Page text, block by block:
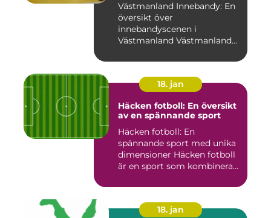
Västmanland Innebandy: En
översikt över
innebandyscenen i
Västmanland Västmanland
18. jan
Häcken fotboll: En översikt
av en spännande sport
Häcken fotboll: En
spännande sport med unika
dimensioner Häcken fotboll
är en sport som kombinerar
18. jan